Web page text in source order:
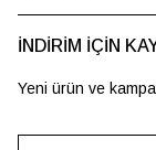
İNDİRİM İÇİN
Yeni ürün ve